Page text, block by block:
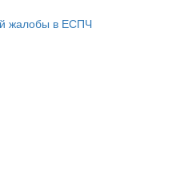
жалобы в ЕСПЧ